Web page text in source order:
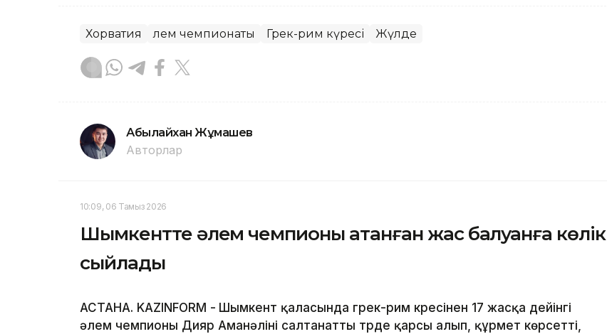
Хорватия әлем чемпионаты Грек-рим күресі Жүлде
Абылайхан Жұмашев
Авторлар
10:09, 06 Тамыз 2026
Шымкентте әлем чемпионы атанған жас балуанға көлік
сыйлады
АСТАНА. KAZINFORM - Шымкент қаласында грек-рим күресінен 17 жасқа дейінгі
әлем чемпионы Дияр Аманәліні салтанатты түрде қарсы алып, құрмет көрсетті,